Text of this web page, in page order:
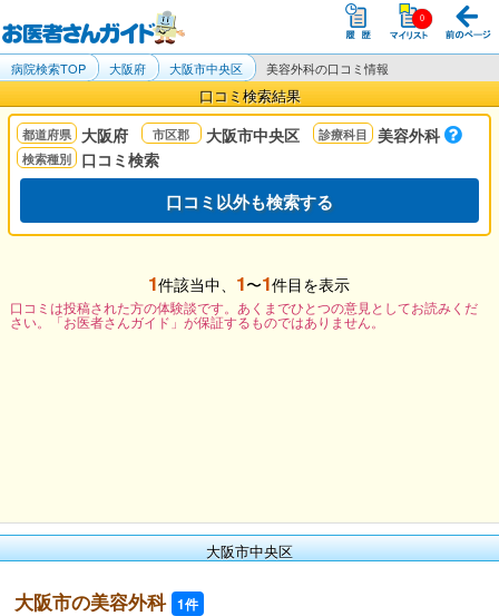
病院検索TOP 大阪府 大阪市中央区 美容外科の口コミ情報
口コミ検索結果
大阪府 大阪市中央区
美容外科
口コミ検索
口コミ以外も検索する
1件該当中、 1〜1件目を表示
口コミは投稿された方の体験談です。あくまでひとつの意見としてお読みくだ
さい。「お医者さんガイド」が保証するものではありません。
大阪市中央区
大阪市の美容外科 1件